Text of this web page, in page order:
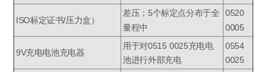
ISO标定证书/压力盒）
差压；5个标定点分布于全
量程中
0520
0005
9V充电电池充电器
用于对0515 0025充电电
池进行外部充电
0554
0025